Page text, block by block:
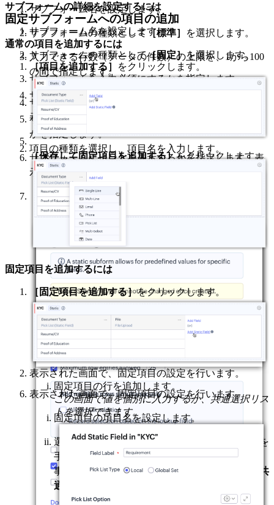
サブフォーム名を設定します。
サブフォームの種類として［標準］ を選択します。
入力できる行数（データの件数）の上限を、1から100
の間で指定します。
サブフォームを入力必須にするかを指定します。
サブフォーム内でデータを並べ替えられるようにする
かを指定します。
サブフォームにヒントを表示するかを指定します。表
示する場合は、ヒントの文言を入力します。
［完了する］をクリックします。
サブフォームの詳細を設定するには
サブフォーム名を設定します。
サブフォームの種類として［固定］を選択します。
サブフォームを入力必須にするかを指定します。
サブフォームにヒントを表示するかを指定します。表
示する場合は、ヒントの文言を入力します。
［保存して固定項目を追加する］をクリックします。
表示された画面で、固定項目の設定を行います。
固定項目の項目名を設定します。
選択リストの種類を指定します。固定項目の値を
手動で入力する場合は、［個別］を選択します。
事前に定義されている値を使用する場合は、
［共
通選択リスト］
固定サブフォームへの項目の追加
通常の項目を追加するには
［項目を追加する］ をクリックします。
項目の種類を選択し、項目名を入力します。
固定項目を追加するには
［固定項目を追加する］をクリックします。
表示された画面で、固定項目の設定を行います。
固定項目の行を追加します。
この画面で値を個別に入力するか、共通選択リス
トを選択できます。